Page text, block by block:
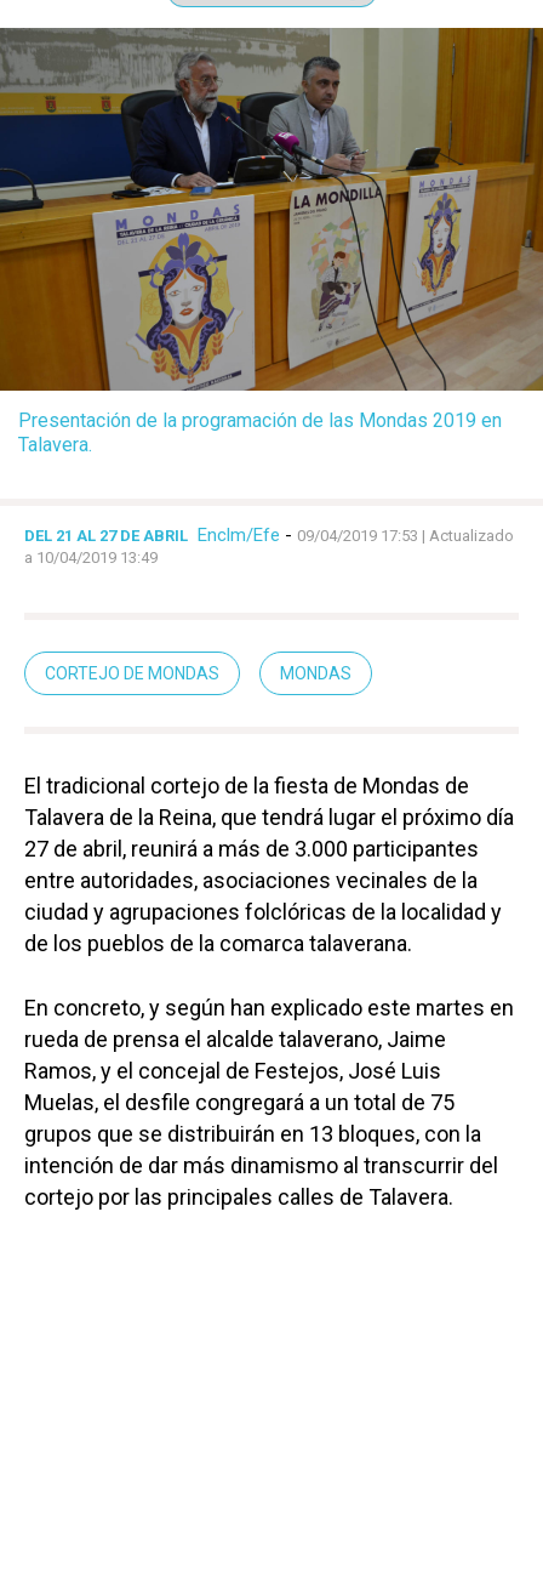
Presentación de la programación de las Mondas 2019 en
Talavera.
DEL 21 AL 27 DE ABRIL Enclm/Efe - 09/04/2019 17:53 | Actualizado
a 10/04/2019 13:49
CORTEJO DE MONDAS MONDAS
El tradicional cortejo de la fiesta de Mondas de
Talavera de la Reina, que tendrá lugar el próximo día
27 de abril, reunirá a más de 3.000 participantes
entre autoridades, asociaciones vecinales de la
ciudad y agrupaciones folclóricas de la localidad y
de los pueblos de la comarca talaverana.
En concreto, y según han explicado este martes en
rueda de prensa el alcalde talaverano, Jaime
Ramos, y el concejal de Festejos, José Luis
Muelas, el desfile congregará a un total de 75
grupos que se distribuirán en 13 bloques, con la
intención de dar más dinamismo al transcurrir del
cortejo por las principales calles de Talavera.